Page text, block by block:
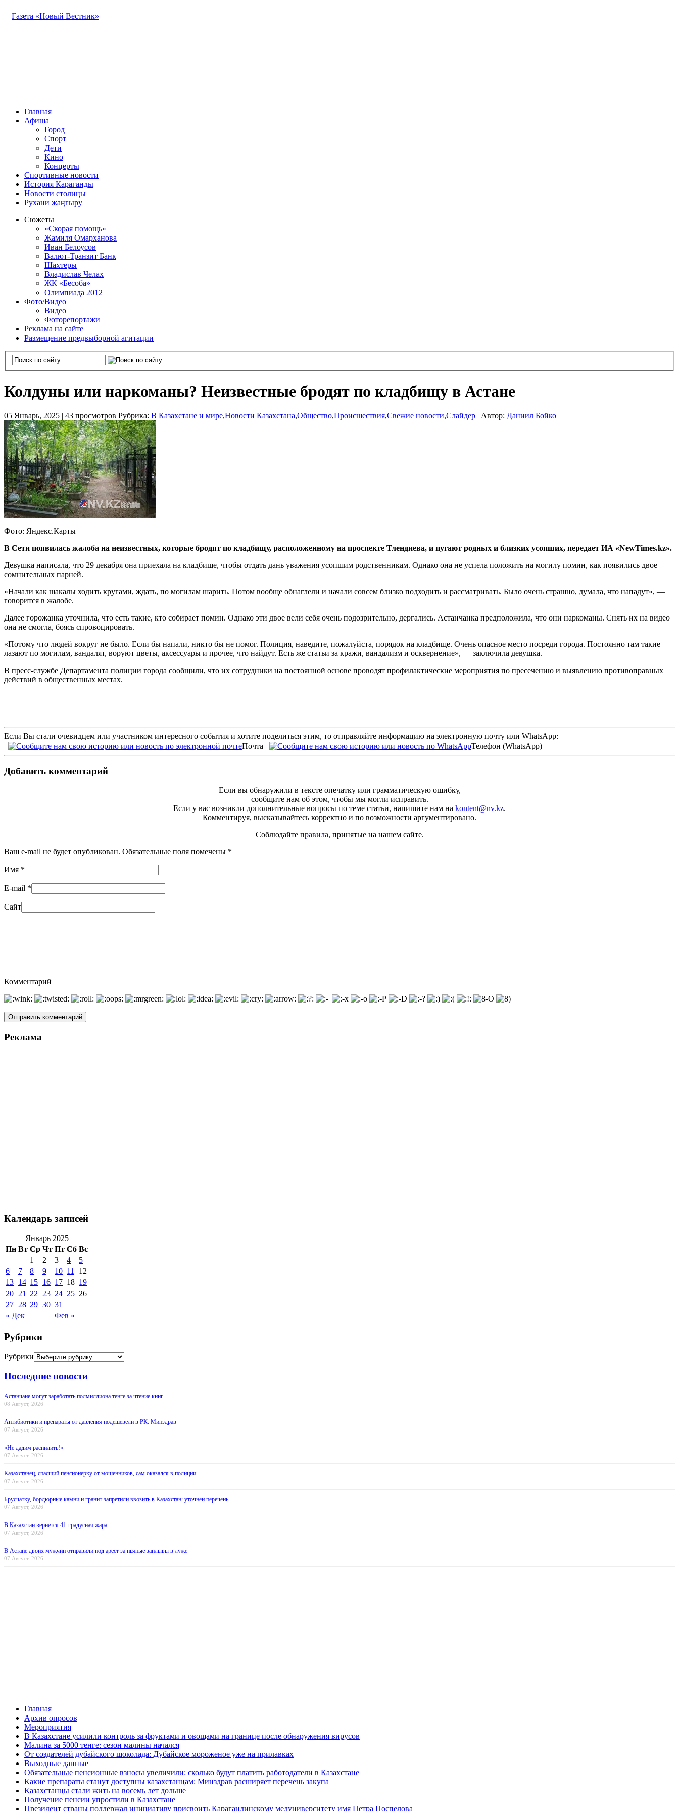
Газета «Новый Вестник»
Главная
Афиша
Город
Спорт
Дети
Кино
Концерты
Спортивные новости
История Караганды
Новости столицы
Рухани жаңғыру
Сюжеты
«Скорая помощь»
Жамиля Омарханова
Иван Белоусов
Валют-Транзит Банк
Шахтеры
Владислав Челах
ЖК «Бесоба»
Олимпиада 2012
Фото/Видео
Видео
Фоторепортажи
Реклама на сайте
Размещение предвыборной агитации
Колдуны или наркоманы? Неизвестные бродят по кладбищу в Астане
05 Январь, 2025 | 43 просмотров Рубрика: В Казахстане и мире,Новости Казахстана,Общество,Происшествия,Свежие новости,Слайдер Автор: Даниил Бойко
Фото: Яндекс.Карты
В Сети появилась жалоба на неизвестных, которые бродят по кладбищу, расположенному на проспекте Тлендиева, и пугают родных и близких усопших, передает ИА «NewTimes.kz».
Девушка написала, что 29 декабря она приехала на кладбище, чтобы отдать дань уважения усопшим родственникам. Однако она не успела положить на могилу помин, как появились двое
сомнительных парней.
«Начали как шакалы ходить кругами, ждать, по могилам шарить. Потом вообще обнаглели и начали совсем близко подходить и рассматривать. Было очень страшно, думала, что нападут», —
говорится в жалобе.
Далее горожанка уточнила, что есть такие, кто собирает помин. Однако эти двое вели себя очень подозрительно, дергались. Астанчанка предположила, что они наркоманы. Снять их на видео
она не смогла, боясь спровоцировать.
«Потому что людей вокруг не было. Если бы напали, никто бы не помог. Полиция, наведите, пожалуйста, порядок на кладбище. Очень опасное место посреди города. Постоянно там такие
лазают по могилам, вандалят, воруют цветы, аксессуары и прочее, что найдут. Есть же статьи за кражи, вандализм и осквернение», — заключила девушка.
В пресс-службе Департамента полиции города сообщили, что их сотрудники на постоянной основе проводят профилактические мероприятия по пресечению и выявлению противоправных
действий в общественных местах.
Если Вы стали очевидцем или участником интересного события и хотите поделиться этим, то отправляйте информацию на электронную почту или WhatsApp:
Почта
Телефон (WhatsApp)
Добавить комментарий
Если вы обнаружили в тексте опечатку или грамматическую ошибку,
сообщите нам об этом, чтобы мы могли исправить.
Если у вас возникли дополнительные вопросы по теме статьи, напишите нам на kontent@nv.kz.
Комментируя, высказывайтесь корректно и по возможности аргументировано.
Соблюдайте правила, принятые на нашем сайте.
Ваш e-mail не будет опубликован. Обязательные поля помечены *
Имя *
E-mail *
Сайт
Комментарий
Реклама
Календарь записей
Январь 2025
Пн Вт Ср Чт Пт Сб Вс
« Дек Фев »
1 2 3 4
5
6
7 8 9 10 11
12
13 14 15 16 17 18 19
20 21 22 23 24 25 26
27 28 29 30 31
Рубрики
Рубрики
Последние новости
Астанчане могут заработать полмиллиона тенге за чтение книг
08 Август, 2026
Антибиотики и препараты от давления подешевели в РК: Минздрав
07 Август, 2026
«Не дадим распилить!»
07 Август, 2026
Казахстанец, спасший пенсионерку от мошенников, сам оказался в полиции
07 Август, 2026
Брусчатку, бордюрные камни и гранит запретили ввозить в Казахстан: уточнен перечень
07 Август, 2026
В Казахстан вернется 41-градусная жара
07 Август, 2026
В Астане двоих мужчин отправили под арест за пьяные заплывы в луже
07 Август, 2026
Главная
Архив опросов
Мероприятия
В Казахстане усилили контроль за фруктами и овощами на границе после обнаружения вирусов
Малина за 5000 тенге: сезон малины начался
От создателей дубайского шоколада: Дубайское мороженое уже на прилавках
Выходные данные
Обязательные пенсионные взносы увеличили: сколько будут платить работодатели в Казахстане
Какие препараты станут доступны казахстанцам: Минздрав расширяет перечень закупа
Казахстанцы стали жить на восемь лет дольше
Получение пенсии упростили в Казахстане
Президент страны поддержал инициативу присвоить Карагандинскому медуниверситету имя Петра Поспелова